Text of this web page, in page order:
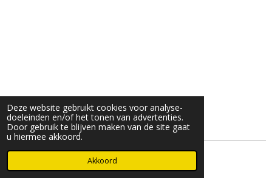
Deze website gebruikt cookies voor analyse-
doeleinden en/of het tonen van advertenties.
Door gebruik te blijven maken van de site gaat
u hiermee akkoord.
Akkoord
© 2025- 2026 Djöz mode